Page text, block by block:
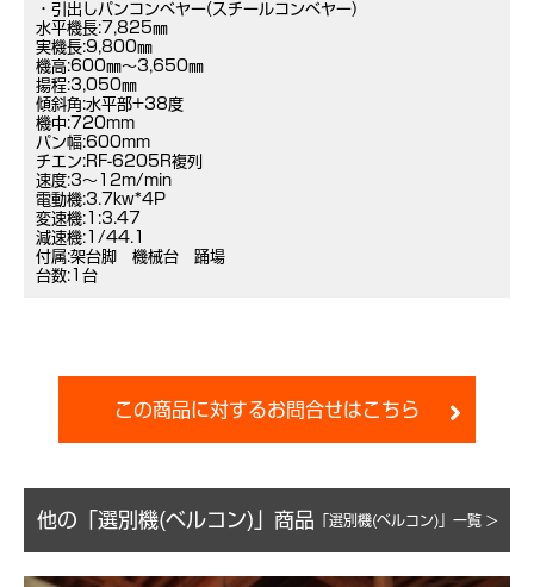
・引出しパンコンベヤー(スチールコンベヤー)
水平機長:7,825㎜
実機長:9,800㎜
機高:600㎜～3,650㎜
揚程:3,050㎜
傾斜角:水平部+38度
機中:720mm
パン幅:600mm
チエン:RF-6205R複列
速度:3～12m/min
電動機:3.7kw*4P
変速機:1:3.47
減速機:1/44.1
付属:架台脚 機械台 踊場
台数:1台
この商品に対するお問合せはこちら
他の「選別機(ベルコン)」商品 「選別機(ベルコン)」一覧 >